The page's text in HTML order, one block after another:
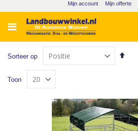
naar
de
inhoud
Mijn account Mijn offerte
Sorteer op
Van
Toon